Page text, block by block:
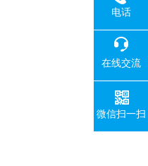
电话
在线交流
微信扫一扫